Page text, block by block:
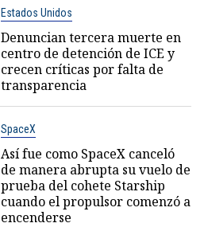
Estados Unidos
Denuncian tercera muerte en
centro de detención de ICE y
crecen críticas por falta de
transparencia
SpaceX
Así fue como SpaceX canceló
de manera abrupta su vuelo de
prueba del cohete Starship
cuando el propulsor comenzó a
encenderse